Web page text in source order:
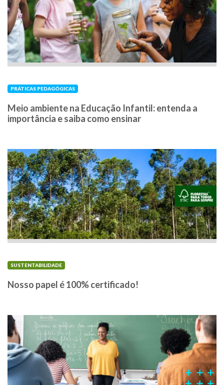
PRÁTICAS PEDAGÓGICAS
Meio ambiente na Educação Infantil: entenda a
importância e saiba como ensinar
SUSTENTABILIDADE
Nosso papel é 100% certificado!